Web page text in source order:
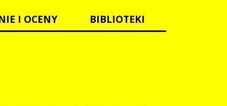
I OCENY BIBLIOTEKI